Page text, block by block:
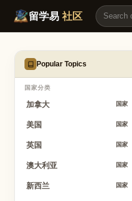
日本技人国签证内定后，专业不
留学易 社区
Popular Topics
国家分类
加拿大 国家
美国 国家
英国 国家
澳大利亚 国家
新西兰 国家